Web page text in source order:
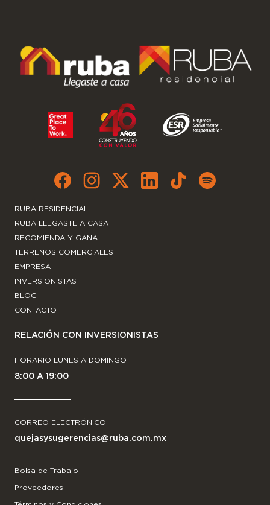
RUBA RESIDENCIAL
RUBA LLEGASTE A CASA
RECOMIENDA Y GANA
TERRENOS COMERCIALES
EMPRESA
INVERSIONISTAS
BLOG
CONTACTO
RELACIÓN CON INVERSIONISTAS
HORARIO LUNES A DOMINGO
8:00 A 19:00
CORREO ELECTRÓNICO
quejasysugerencias@ruba.com.mx
Bolsa de Trabajo
Proveedores